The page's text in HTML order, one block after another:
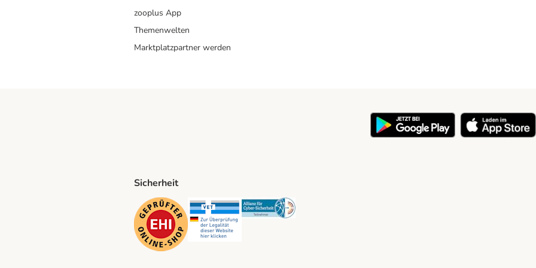
zooplus App
Themenwelten
Marktplatzpartner werden
Method
Sicherheit
Security Security Security